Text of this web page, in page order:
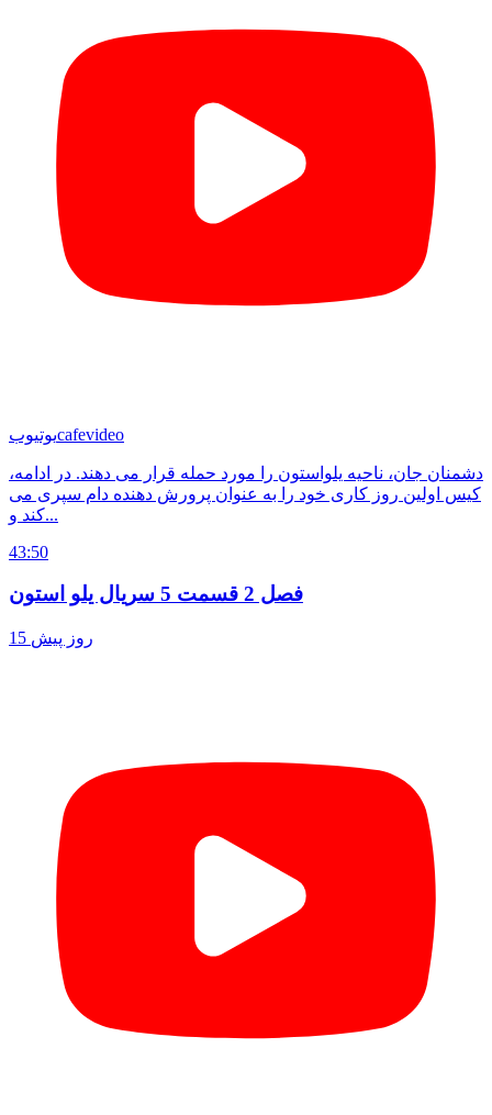
یوتیوبcafevideo
دشمنان جان، ناحیه یلواستون را مورد حمله قرار می دهند. در ادامه،
کیس اولین روز کاری خود را به عنوان پرورش دهنده دام سپری می
کند و...
43:50
فصل 2 قسمت 5 سریال یلو استون
15 روز پیش